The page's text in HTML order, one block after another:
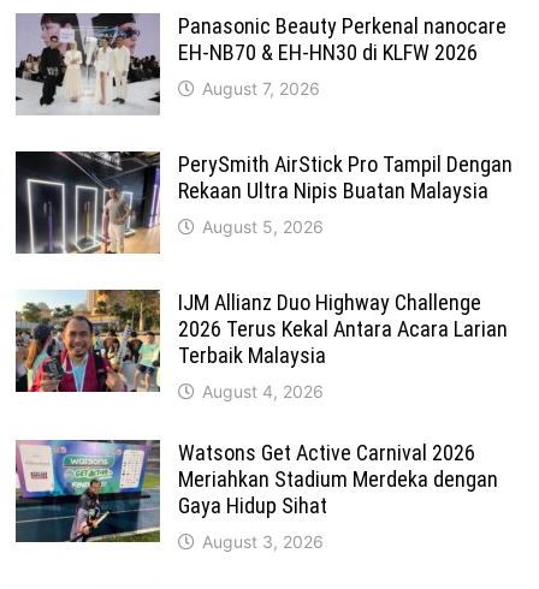
Panasonic Beauty Perkenal nanocare
EH-NB70 & EH-HN30 di KLFW 2026
August 7, 2026
PerySmith AirStick Pro Tampil Dengan
Rekaan Ultra Nipis Buatan Malaysia
August 5, 2026
IJM Allianz Duo Highway Challenge
2026 Terus Kekal Antara Acara Larian
Terbaik Malaysia
August 4, 2026
Watsons Get Active Carnival 2026
Meriahkan Stadium Merdeka dengan
Gaya Hidup Sihat
August 3, 2026